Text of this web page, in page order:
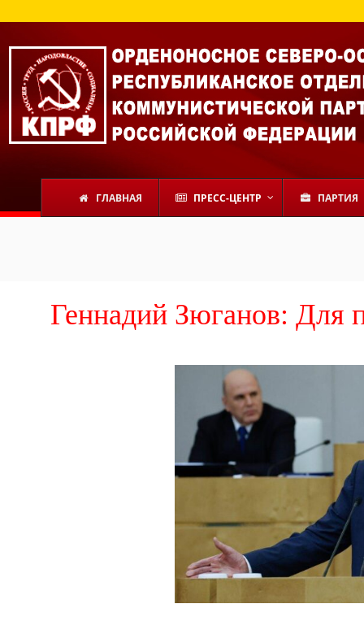
ГЛАВНАЯ ПРЕСС-ЦЕНТР ПАРТИЯ
Геннадий Зюганов: Для